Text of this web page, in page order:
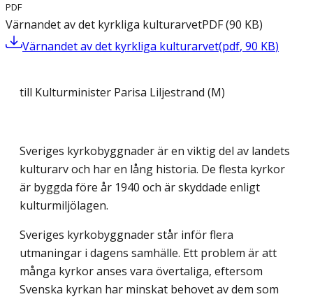
PDF
Värnandet av det kyrkliga kulturarvetPDF(90 KB)
Värnandet av det kyrkliga kulturarvet(pdf, 90 KB)
till Kulturminister Parisa Liljestrand (M)
Sveriges kyrkobyggnader är en viktig del av landets
kulturarv och har en lång historia. De flesta kyrkor
är byggda före år 1940 och är skyddade enligt
kulturmiljölagen.
Sveriges kyrkobyggnader står inför flera
utmaningar i dagens samhälle. Ett problem är att
många kyrkor anses vara övertaliga, eftersom
Svenska kyrkan har minskat behovet av dem som